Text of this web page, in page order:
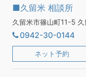
■久留米 相談所
久留米市篠山町11-5
0942-30-0144
ネット予約